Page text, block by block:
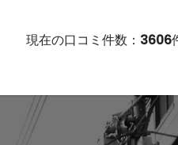
現在の口コミ件数： 3606